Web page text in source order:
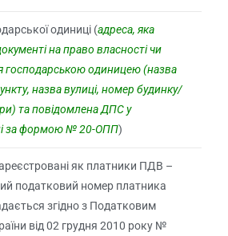
одиниці (адреса, яка
на право власності чи
господарською одиницею (назва
назва вулиці, номер будинку/
та повідомлена ДПС у
за формою № 20-ОПП)
як платники ПДВ –
податковий номер платника
згідно з Податковим
від 02 грудня 2010 року №